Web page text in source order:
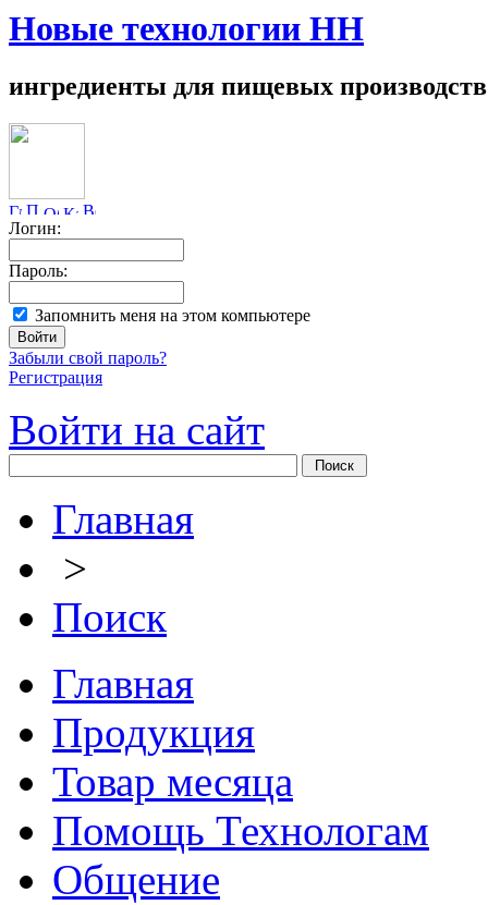
Новые технологии НН
ингредиенты для пищевых производств
Логин:
Пароль:
Запомнить меня на этом компьютере
Забыли свой пароль?
Регистрация
Войти на сайт
Главная
>
Поиск
Главная
Продукция
Товар месяца
Помощь Технологам
Общение